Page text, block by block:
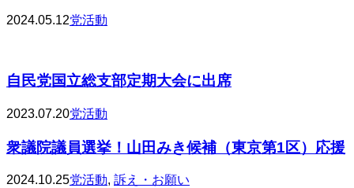
2024.05.12党活動
自民党国立総支部定期大会に出席
2023.07.20党活動
衆議院議員選挙！山田みき候補（東京第1区）応援
2024.10.25党活動, 訴え・お願い